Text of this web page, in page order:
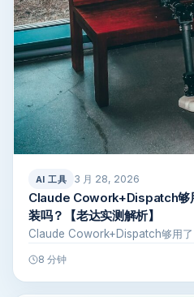
AI 工具 3 月 28, 2026
Claude Cowork+Dispatch够
装吗？【老达实测解析】
Claude Cowork+Dispatch够用
8 分钟